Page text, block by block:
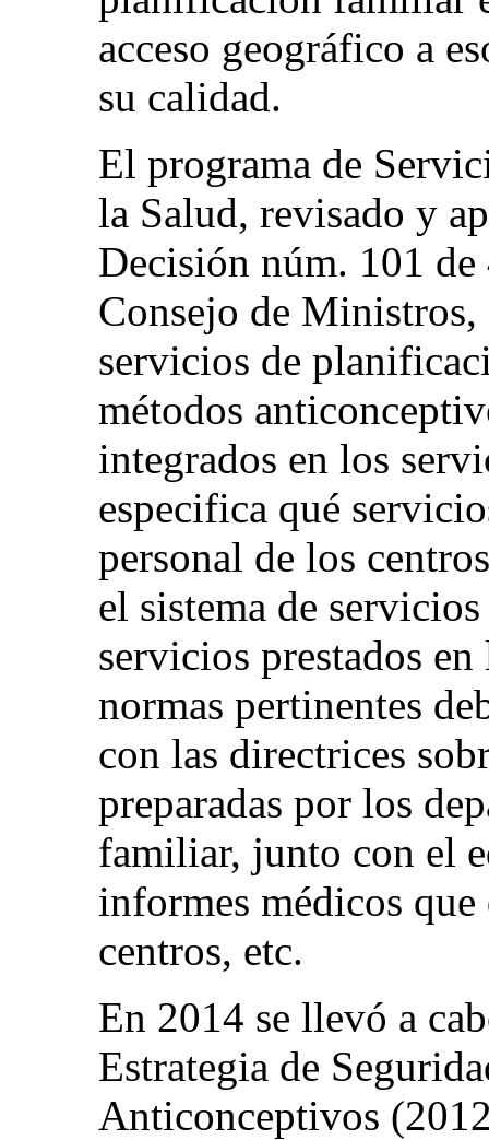
acceso geográfico a
su calidad.
El programa de
la Salud, revisado y
Decisión núm. 101
Consejo de
servicios de
métodos
integrados en los
especifica qué
personal de los
el sistema de
servicios prestados
normas pertinentes
con las directrices
preparadas por los
familiar, junto con el
informes médicos que
centros, etc.
En 2014 se llevó a
Estrategia de
Anticonceptivos